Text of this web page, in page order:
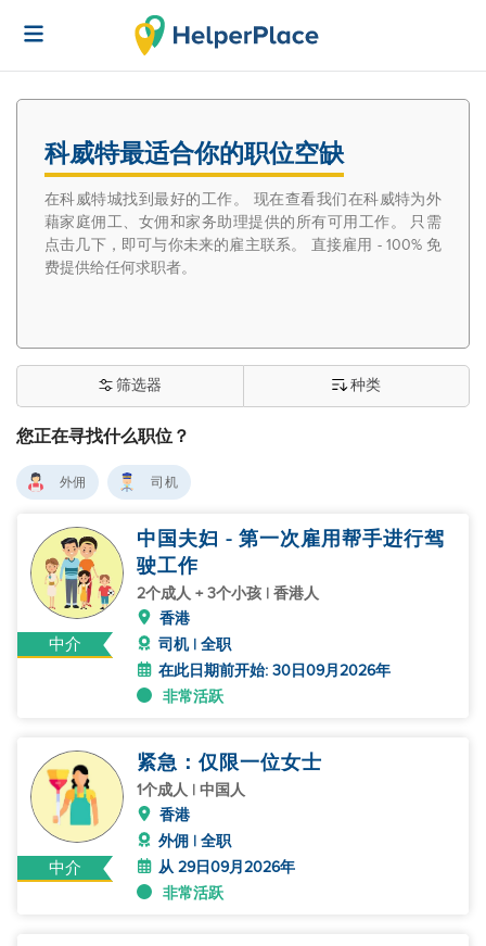
科威特最适合你的职位空缺
在科威特城找到最好的工作。 现在查看我们在科威特为外
藉家庭佣工、女佣和家务助理提供的所有可用工作。 只需
点击几下，即可与你未来的雇主联系。 直接雇用 - 100% 免
费提供给任何求职者。
您正在寻找什么职位？
筛选器 种类
外佣 司机
中介
中国夫妇 - 第一次雇用帮手进行驾
驶工作
2个成人 + 3个小孩 | 香港人
香港
司机 | 全职
在此日期前开始: 30日09月2026年
非常活跃
中介
紧急：仅限一位女士
1个成人 | 中国人
香港
外佣 | 全职
从 29日09月2026年
非常活跃